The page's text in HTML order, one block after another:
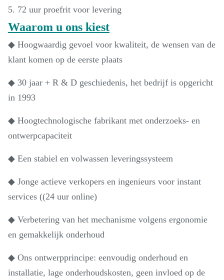
5. 72 uur proefrit voor levering
Waarom u ons kiest
◆ Hoogwaardig gevoel voor kwaliteit, de wensen van de
klant komen op de eerste plaats
◆ 30 jaar + R & D geschiedenis, het bedrijf is opgericht
in 1993
◆ Hoogtechnologische fabrikant met onderzoeks- en
ontwerpcapaciteit
◆ Een stabiel en volwassen leveringssysteem
◆ Jonge actieve verkopers en ingenieurs voor instant
services ((24 uur online)
◆ Verbetering van het mechanisme volgens ergonomie
en gemakkelijk onderhoud
◆ Ons ontwerpprincipe: eenvoudig onderhoud en
installatie, lage onderhoudskosten, geen invloed op de